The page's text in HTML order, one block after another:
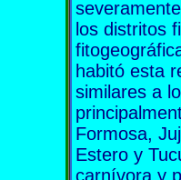
los distritos
habitó esta
similares a
Formosa,
Estero y
carnívora y